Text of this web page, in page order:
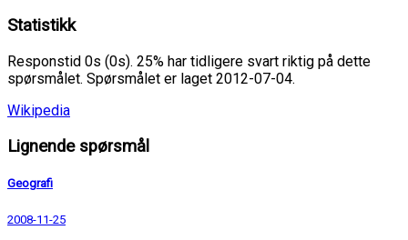
Statistikk
Responstid 0s (0s). 25% har tidligere svart riktig på dette
spørsmålet. Spørsmålet er laget 2012-07-04.
Wikipedia
Lignende spørsmål
Geografi
2008-11-25